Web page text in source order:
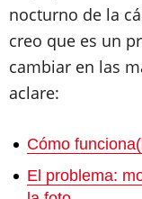
nocturno de la
creo que es un
cambiar en las
aclare:
Cómo
El problema: